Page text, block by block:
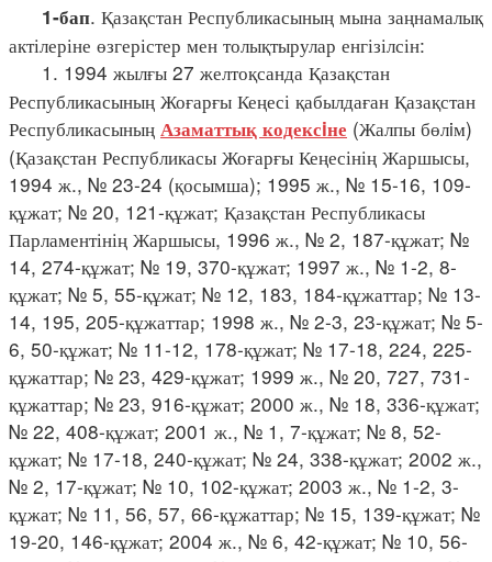
1-бап. Қазақстан Республикасының мына заңнамалық
актілеріне өзгерістер мен толықтырулар енгізілсін:
1. 1994 жылғы 27 желтоқсанда Қазақстан
Республикасының Жоғарғы Кеңесі қабылдаған Қазақстан
Республикасының Азаматтық кодексiне (Жалпы бөлiм)
(Қазақстан Республикасы Жоғарғы Кеңесінің Жаршысы,
1994 ж., № 23-24 (қосымша); 1995 ж., № 15-16, 109-
құжат; № 20, 121-құжат; Қазақстан Республикасы
Парламентінің Жаршысы, 1996 ж., № 2, 187-құжат; №
14, 274-құжат; № 19, 370-құжат; 1997 ж., № 1-2, 8-
құжат; № 5, 55-құжат; № 12, 183, 184-құжаттар; № 13-
14, 195, 205-құжаттар; 1998 ж., № 2-3, 23-құжат; № 5-
6, 50-құжат; № 11-12, 178-құжат; № 17-18, 224, 225-
құжаттар; № 23, 429-құжат; 1999 ж., № 20, 727, 731-
құжаттар; № 23, 916-құжат; 2000 ж., № 18, 336-құжат;
№ 22, 408-құжат; 2001 ж., № 1, 7-құжат; № 8, 52-
құжат; № 17-18, 240-құжат; № 24, 338-құжат; 2002 ж.,
№ 2, 17-құжат; № 10, 102-құжат; 2003 ж., № 1-2, 3-
құжат; № 11, 56, 57, 66-құжаттар; № 15, 139-құжат; №
19-20, 146-құжат; 2004 ж., № 6, 42-құжат; № 10, 56-